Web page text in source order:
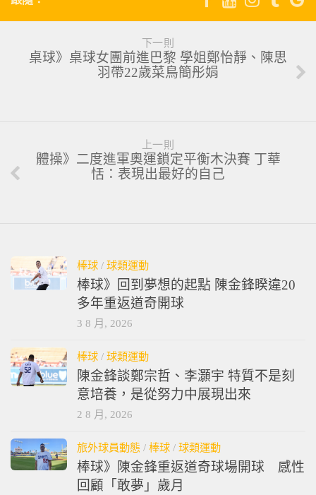
下一則
桌球》桌球女團前進巴黎 學姐鄭怡靜、陳思
羽帶22歲菜鳥簡彤娟
上一則
體操》二度進軍奧運鎖定平衡木決賽 丁華
恬：表現出最好的自己
棒球 / 球類運動
棒球》回到夢想的起點 陳金鋒睽違20
多年重返道奇開球
3 8 月, 2026
棒球 / 球類運動
陳金鋒談鄭宗哲、李灝宇 特質不是刻
意培養，是從努力中展現出來
2 8 月, 2026
旅外球員動態 / 棒球 / 球類運動
棒球》陳金鋒重返道奇球場開球 感性
回顧「敢夢」歲月